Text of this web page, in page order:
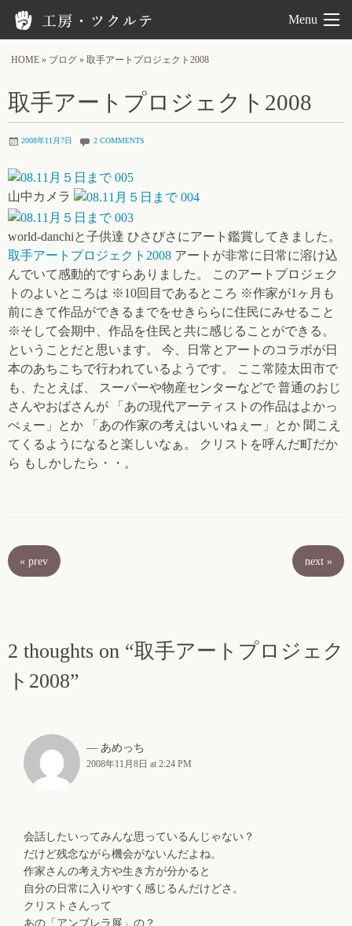
Menu
HOME » ブログ » 取手アートプロジェクト2008
取手アートプロジェクト2008
2008年11月7日 2 COMMENTS
山中カメラ
world-danchiと子供達 ひさびさにアート鑑賞してきました。
取手アートプロジェクト2008 アートが非常に日常に溶け込
んでいて感動的ですらありました。 このアートプロジェク
トのよいところは ※10回目であるところ ※作家が1ヶ月も
前にきて作品ができるまでをせきららに住民にみせること
※そして会期中、作品を住民と共に感じることができる。
ということだと思います。 今、日常とアートのコラボが日
本のあちこちで行われているようです。 ここ常陸太田市で
も、たとえば、 スーパーや物産センターなどで 普通のおじ
さんやおばさんが 「あの現代アーティストの作品はよかっ
ぺぇー」とか 「あの作家の考えはいいねぇー」とか 聞こえ
てくるようになると楽しいなぁ。 クリストを呼んだ町だか
ら もしかしたら・・。
« prev next »
2 thoughts on “取手アートプロジェク
ト2008”
あめっち
2008年11月8日 at 2:24 PM
会話したいってみんな思っているんじゃない？
だけど残念ながら機会がないんだよね。
作家さんの考え方や生き方が分かると
自分の日常に入りやすく感じるんだけどさ。
クリストさんって
あの「アンブレラ展」の？